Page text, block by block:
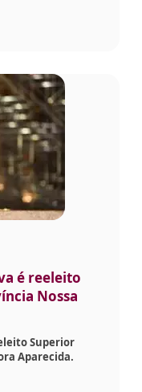
é reeleito
Nossa
Superior
Aparecida.